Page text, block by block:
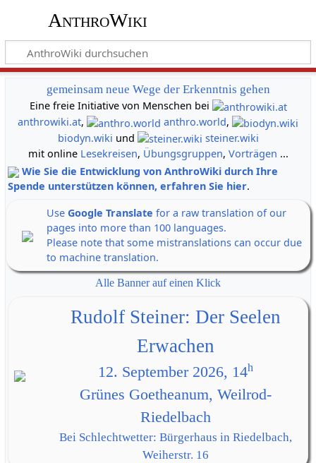
AnthroWiki
gemeinsam neue Wege der Erkenntnis gehen
Eine freie Initiative von Menschen bei
anthrowiki.at, anthro.world,
biodyn.wiki und
steiner.wiki
mit online Lesekreisen, Übungsgruppen, Vorträgen ...
Wie Sie die Entwicklung von AnthroWiki durch Ihre
Spende unterstützen können, erfahren Sie hier.
Use Google Translate for a raw translation of our
pages into more than 100 languages.
Please note that some mistranslations can occur due
to machine translation.
Alle Banner auf einen Klick
Rudolf Steiner: Der Seelen
Erwachen
12. September 2026, 14h
Grünes Goetheanum, Weilrod-
Riedelbach
Bei Schlechtwetter: Bürgerhaus in Riedelbach,
Weiherstr. 16